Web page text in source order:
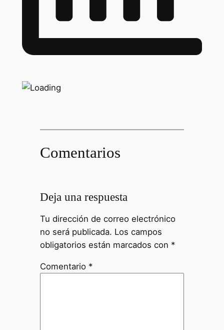
Comentarios
Deja una respuesta
Tu dirección de correo electrónico
no será publicada. Los campos
obligatorios están marcados con *
Comentario *